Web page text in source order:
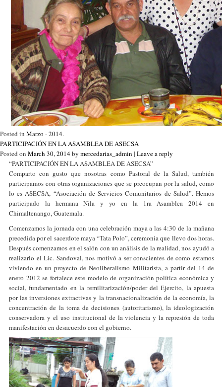
Posted in Marzo - 2014.
PARTICIPACIÓN EN LA ASAMBLEA DE ASECSA
Posted on March 30, 2014by mercedarias_admin | Leave a reply
“PARTICIPACIÓN EN LA ASAMBLEA DE ASECSA”
Comparto con gusto que nosotras como Pastoral de la Salud, también
participamos con otras organizaciones que se preocupan por la salud, como
lo es ASECSA, “Asociación de Servicios Comunitarios de Salud”. Hemos
participado la hermana Nila y yo en la 1ra Asamblea 2014 en
Chimaltenango, Guatemala.
Comenzamos la jornada con una celebración maya a las 4:30 de la mañana
precedida por el sacerdote maya “Tata Polo”, ceremonia que llevo dos horas.
Después comenzamos en el salón con un análisis de la realidad, nos ayudó a
realizarlo el Lic. Sandoval, nos motivó a ser conscientes de como estamos
viviendo en un proyecto de Neoliberalismo Militarista, a partir del 14 de
enero 2012 se fortalece este modelo de organización política económica y
social, fundamentado en la remilitarización/poder del Ejercito, la apuesta
por las inversiones extractivas y la transnacionalización de la economía, la
concentración de la toma de decisiones (autoritarismo), la ideologización
conservadora y el uso institucional de la violencia y la represión de toda
manifestación en desacuerdo con el gobierno.